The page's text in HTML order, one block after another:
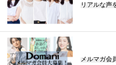
リアルな声
メルマガ会